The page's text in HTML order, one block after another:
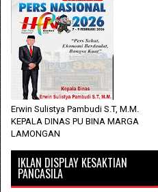
Erwin Sulistya Pambudi S.T, M.M.
KEPALA DINAS PU BINA MARGA
LAMONGAN
IKLAN DISPLAY KESAKTIAN
PANCASILA